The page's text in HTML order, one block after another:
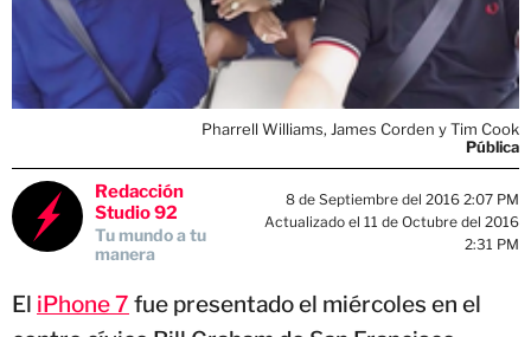
Pharrell Williams, James Corden y Tim Cook
Pública
Redacción
Studio 92
Tu mundo a tu
manera
8 de Septiembre del 2016 2:07 PM
Actualizado el 11 de Octubre del 2016
2:31 PM
El iPhone 7 fue presentado el miércoles en el